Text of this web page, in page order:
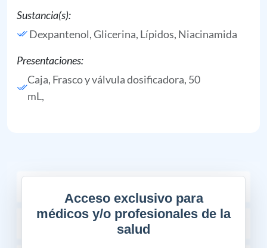
Sustancia(s):
Dexpantenol,Glicerina, Lípidos, Niacinamida
Presentaciones:
Caja, Frasco y válvula dosificadora, 50
mL,
Acceso exclusivo para
médicos y/o profesionales de la
salud
FORMA FARMACÉUTICA Y FORMULACIÓN